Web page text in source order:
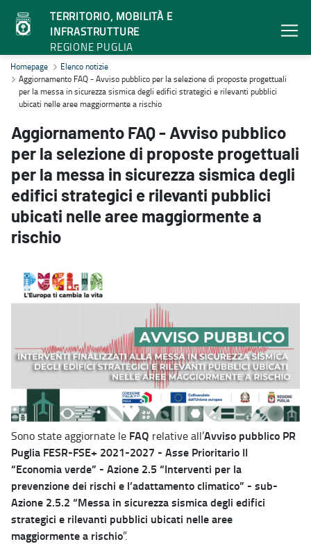
TERRITORIO, MOBILITÀ E
INFRASTRUTTURE
REGIONE PUGLIA
Aggiornamento FAQ - Avviso pubblico per la selezione di
Homepage
Elenco notizie
Aggiornamento FAQ - Avviso pubblico per la selezione di proposte progettuali
per la messa in sicurezza sismica degli edifici strategici e rilevanti pubblici
ubicati nelle aree maggiormente a rischio
Aggiornamento FAQ - Avviso pubblico
per la selezione di proposte progettuali
per la messa in sicurezza sismica degli
edifici strategici e rilevanti pubblici
ubicati nelle aree maggiormente a
rischio
Sono state aggiornate le FAQ relative all’Avviso pubblico PR
Puglia FESR-FSE+ 2021-2027 - Asse Prioritario II
“Economia verde” - Azione 2.5 “Interventi per la
prevenzione dei rischi e l’adattamento climatico” - sub-
Azione 2.5.2 “Messa in sicurezza sismica degli edifici
strategici e rilevanti pubblici ubicati nelle aree
maggiormente a rischio”.